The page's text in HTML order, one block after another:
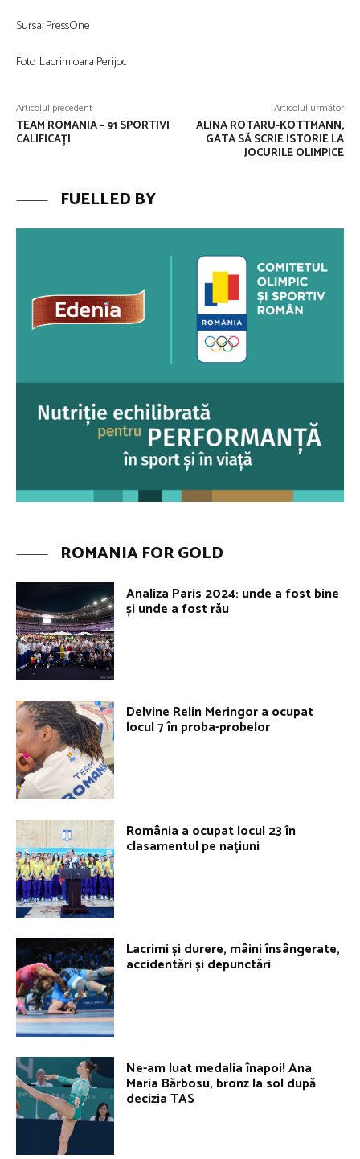
Sursa: PressOne
Foto: Lacrimioara Perijoc
Articolul precedent
TEAM ROMANIA – 91 SPORTIVI
CALIFICAȚI
Articolul următor
ALINA ROTARU-KOTTMANN,
GATA SĂ SCRIE ISTORIE LA
JOCURILE OLIMPICE
FUELLED BY
ROMANIA FOR GOLD
Analiza Paris 2024: unde a fost bine
și unde a fost rău
Delvine Relin Meringor a ocupat
locul 7 în proba-probelor
România a ocupat locul 23 în
clasamentul pe națiuni
Lacrimi și durere, mâini însângerate,
accidentări și depunctări
Ne-am luat medalia înapoi! Ana
Maria Bărbosu, bronz la sol după
decizia TAS